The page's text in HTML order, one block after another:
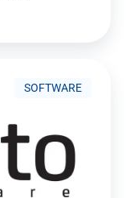
SOFTWARE